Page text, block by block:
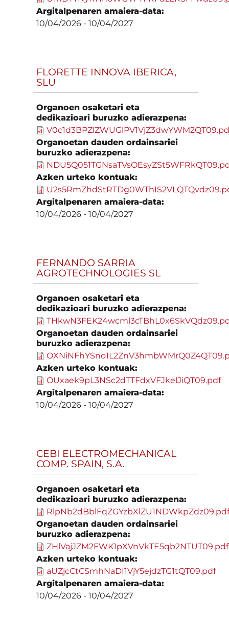
Argitalpenaren amaiera-data:
10/04/2026 -10/04/2027
FLORETTE INNOVA IBERICA,
SLU
Organoen osaketari eta
dedikazioari buruzko adierazpena:
Organoetan dauden ordainsariei
buruzko adierazpena:
Azken urteko kontuak:
Argitalpenaren amaiera-data:
10/04/2026 -10/04/2027
FERNANDO SARRIA
AGROTECHNOLOGIES SL
Organoen osaketari eta
dedikazioari buruzko adierazpena:
Organoetan dauden ordainsariei
buruzko adierazpena:
Azken urteko kontuak:
OUxaek9pL3NSc2dTTFdxVFJkelJiQT09.pdf
Argitalpenaren amaiera-data:
10/04/2026 -10/04/2027
CEBI ELECTROMECHANICAL
COMP. SPAIN, S.A.
Organoen osaketari eta
dedikazioari buruzko adierazpena:
Organoetan dauden ordainsariei
buruzko adierazpena:
ZHlVajJZM2FWK1pXVnVkTE5qb2NTUT09.pdf
Azken urteko kontuak:
aUZjcCtCSmhNaDI1VjY5ejdzTG1tQT09.pdf
Argitalpenaren amaiera-data:
10/04/2026 -10/04/2027